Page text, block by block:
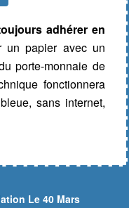
adhérer en
un papier avec un
porte-monnaie de
fonctionnera
sans internet,
Le 40 Mars